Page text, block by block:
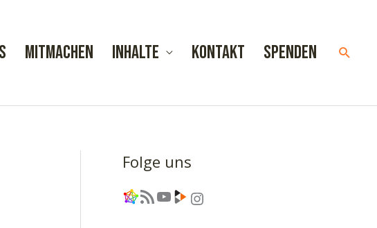
Mitmachen Inhalte Kontakt Spenden
Folge uns
Link RSS-Feed YouTube Link Instagram